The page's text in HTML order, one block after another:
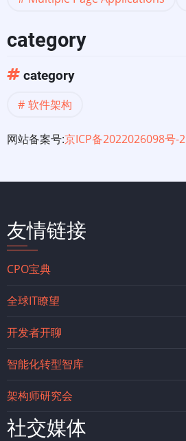
category
category
软件架构
网站备案号:京ICP备2022026098号-2
友情链接
CPO宝典
全球IT瞭望
开发者开聊
智能化转型智库
架构师研究会
社交媒体